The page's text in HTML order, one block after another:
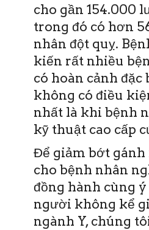
cho gần 154.000
trong đó có hơn
nhân đột quỵ.
kiến rất nhiều
có hoàn cảnh
không có điều
nhất là khi bệnh
kỹ thuật cao cấp
Để giảm bớt
cho bệnh nhân
đồng hành cùng
người không kể
ngành Y, chúng